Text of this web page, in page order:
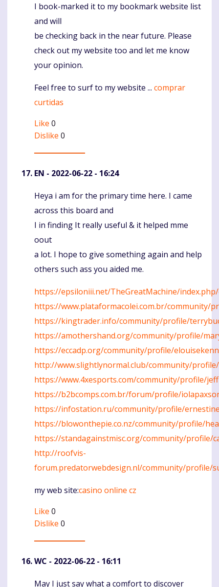
I book-marked it to my bookmark website list
and will
be checking back in the near future. Please
check out my website too and let me know
your opinion.
Feel free to surf to my website ... comprar
curtidas
Like 0
Dislike 0
EN - 2022-06-22 - 16:24
Komentaras
Heya i am for the primary time here. I came
across this board and
I in finding It really useful & it helped mme
oout
a lot. I hope to give something again and help
others such ass you aided me.
https://epsiloniii.net/TheGreatMachine/
https://www.plataformacolei.com.br/community/
https://kingtrader.info/community/profile/
https://amothershand.org/community/profile/
https://eccadp.org/community/profile/
http://www.slightlynormal.club/community/
https://www.4xesports.com/community/profile/
https://b2bcomps.com.br/forum/profile/
https://infostation.ru/community/profile/
https://blowonthepie.co.nz/community/profile/
https://standagainstmisc.org/community/profile/
http://roofvis-
forum.predatorwebdesign.nl/community/profile/
my web site:casino online cz
Like 0
Dislike 0
WC - 2022-06-22 - 16:11
May I just say what a comfort to discover